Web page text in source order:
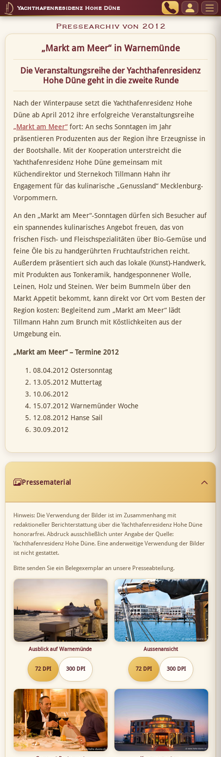
Yachthafenresidenz Hohe Düne
Pressearchiv von 2012
„Markt am Meer“ in Warnemünde
Die Veranstaltungsreihe der Yachthafenresidenz
Hohe Düne geht in die zweite Runde
Nach der Winterpause setzt die Yachthafenresidenz Hohe
Düne ab April 2012 ihre erfolgreiche Veranstaltungsreihe
„Markt am Meer“ fort: An sechs Sonntagen im Jahr
präsentieren Produzenten aus der Region ihre Erzeugnisse in
der Bootshalle. Mit der Kooperation unterstreicht die
Yachthafenresidenz Hohe Düne gemeinsam mit
Küchendirektor und Sternekoch Tillmann Hahn ihr
Engagement für das kulinarische „Genussland“ Mecklenburg-
Vorpommern.
An den „Markt am Meer“-Sonntagen dürfen sich Besucher auf
ein spannendes kulinarisches Angebot freuen, das von
frischen Fisch- und Fleischspezialitäten über Bio-Gemüse und
feine Öle bis zu handgerührten Fruchtaufstrichen reicht.
Außerdem präsentiert sich auch das lokale (Kunst)-Handwerk,
mit Produkten aus Tonkeramik, handgesponnener Wolle,
Leinen, Holz und Steinen. Wer beim Bummeln über den
Markt Appetit bekommt, kann direkt vor Ort vom Besten der
Region kosten: Begleitend zum „Markt am Meer“ lädt
Tillmann Hahn zum Brunch mit Köstlichkeiten aus der
Umgebung ein.
„Markt am Meer“ – Termine 2012
08.04.2012 Ostersonntag
13.05.2012 Muttertag
10.06.2012
15.07.2012 Warnemünder Woche
12.08.2012 Hanse Sail
30.09.2012
Pressematerial
Hinweis: Die Verwendung der Bilder ist im Zusammenhang mit
redaktioneller Berichterstattung über die Yachthafenresidenz Hohe Düne
honorarfrei. Abdruck ausschließlich unter Angabe der Quelle:
Yachthafenresidenz Hohe Düne. Eine anderweitige Verwendung der Bilder
ist nicht gestattet.
Bitte senden Sie ein Belegexemplar an unsere Presseabteilung.
Ausblick auf Warnemünde
72 DPI 300 DPI
Aussenansicht
72 DPI 300 DPI